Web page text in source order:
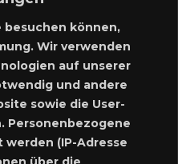
besuchen können,
Wir verwenden
auf unserer
und andere
sowie die User-
Personenbezogene
(IP-Adresse